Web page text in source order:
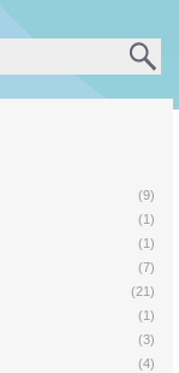
(9)
(1)
(1)
(7)
(21)
(1)
(3)
(4)